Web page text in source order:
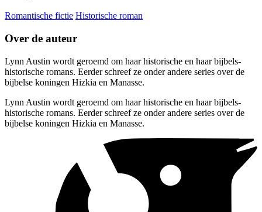
Romantische fictie Historische roman
Over de auteur
Lynn Austin wordt geroemd om haar historische en haar bijbels-
historische romans. Eerder schreef ze onder andere series over de
bijbelse koningen Hizkia en Manasse.
Lynn Austin wordt geroemd om haar historische en haar bijbels-
historische romans. Eerder schreef ze onder andere series over de
bijbelse koningen Hizkia en Manasse.